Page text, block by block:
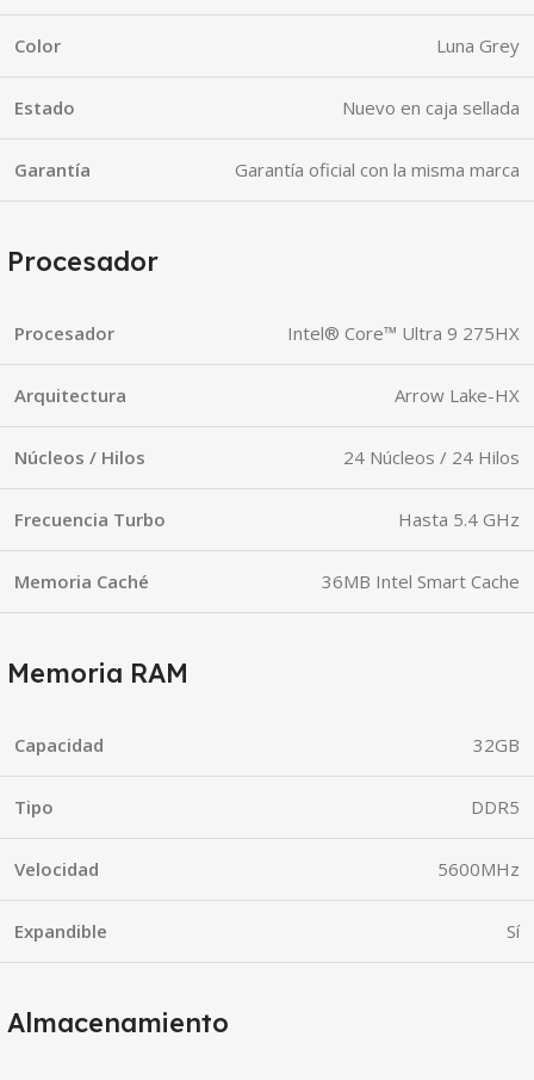
Color Luna Grey
Estado Nuevo en caja sellada
Garantía Garantía oficial con la misma marca
Procesador
Procesador Intel® Core™ Ultra 9 275HX
Arquitectura Arrow Lake-HX
Núcleos / Hilos 24 Núcleos / 24 Hilos
Frecuencia Turbo Hasta 5.4 GHz
Memoria Caché 36MB Intel Smart Cache
Memoria RAM
Capacidad 32GB
Tipo DDR5
Velocidad 5600MHz
Expandible Sí
Almacenamiento